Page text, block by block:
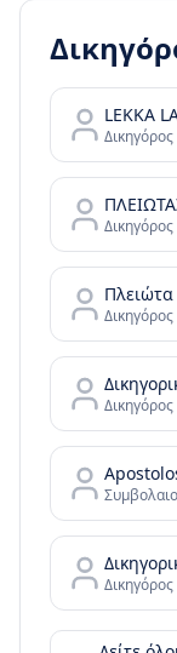
LEKKA
Δικηγόρος
Δικηγόρος
Δικηγόρος
Δικηγόρος
Δικηγόρος